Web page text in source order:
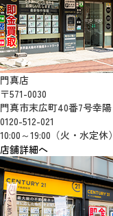
門真店
〒571-0030
門真市末広町40番7号幸
0120-512-021
10:00～19:00（火・水定休）
店舗詳細へ